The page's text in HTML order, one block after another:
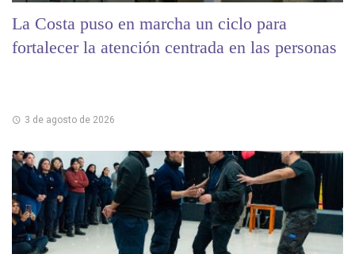
La Costa puso en marcha un ciclo para
fortalecer la atención centrada en las personas
3 de agosto de 2026